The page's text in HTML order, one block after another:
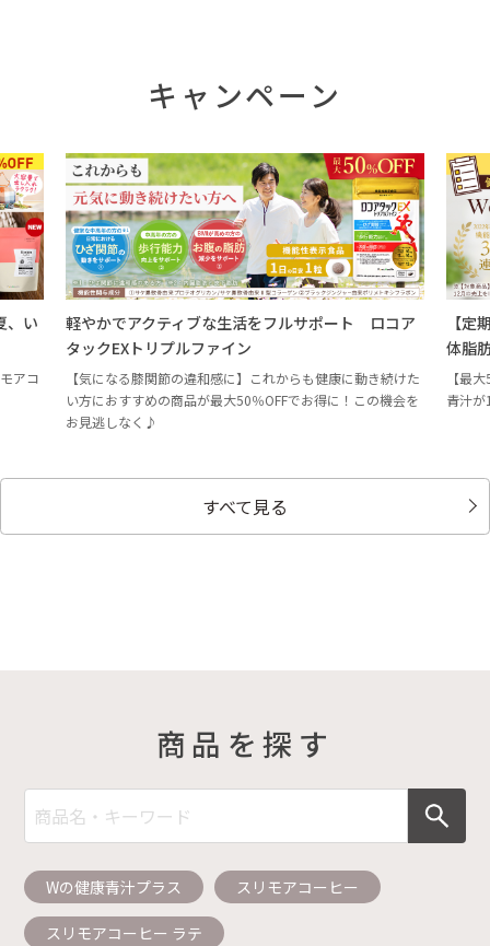
キャンペーン
をフルサポート ロコア
これからも健康に動き続けた
％OFFでお得に！この機会を
【定期初回50％OFF】Wの健康青汁プラ
体脂肪・血圧・血糖値までサポート
【最大50％OFF】新たに健康習慣を始めたい方
青汁が1箱からお得に試せる！
すべて見る
商品を探す
Wの健康青汁プラス スリモアコーヒー
スリモアコーヒー ラテ